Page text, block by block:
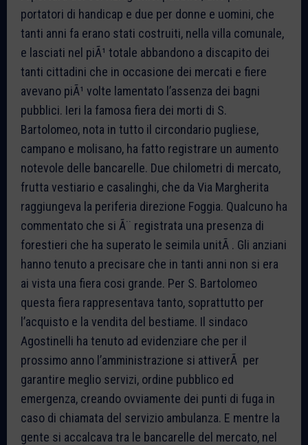
portatori di handicap e due per donne e uomini, che
tanti anni fa erano stati costruiti, nella villa comunale,
e lasciati nel piÃ¹ totale abbandono a discapito dei
tanti cittadini che in occasione dei mercati e fiere
avevano piÃ¹ volte lamentato l’assenza dei bagni
pubblici. Ieri la famosa fiera dei morti di S.
Bartolomeo, nota in tutto il circondario pugliese,
campano e molisano, ha fatto registrare un aumento
notevole delle bancarelle. Due chilometri di mercato,
frutta vestiario e casalinghi, che da Via Margherita
raggiungeva la periferia direzione Foggia. Qualcuno ha
commentato che si Ã¨ registrata una presenza di
forestieri che ha superato le seimila unitÃ . Gli anziani
hanno tenuto a precisare che in tanti anni non si era
ai vista una fiera cosi grande. Per S. Bartolomeo
questa fiera rappresentava tanto, soprattutto per
l’acquisto e la vendita del bestiame. Il sindaco
Agostinelli ha tenuto ad evidenziare che per il
prossimo anno l’amministrazione si attiverÃ per
garantire meglio servizi, ordine pubblico ed
emergenza, creando ovviamente dei punti di fuga in
caso di chiamata del servizio ambulanza. E mentre la
gente si accalcava tra le bancarelle del mercato, nel